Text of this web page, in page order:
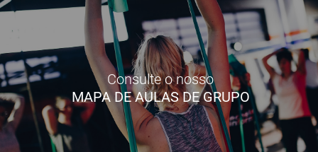
Consulte o nosso
MAPA DE AULAS DE GRUPO